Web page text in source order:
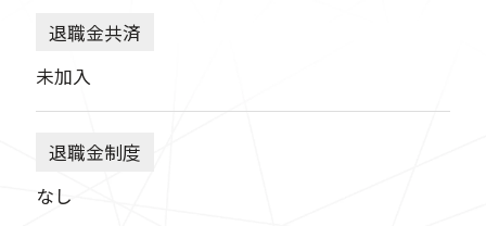
退職金共済
未加入
退職金制度
なし